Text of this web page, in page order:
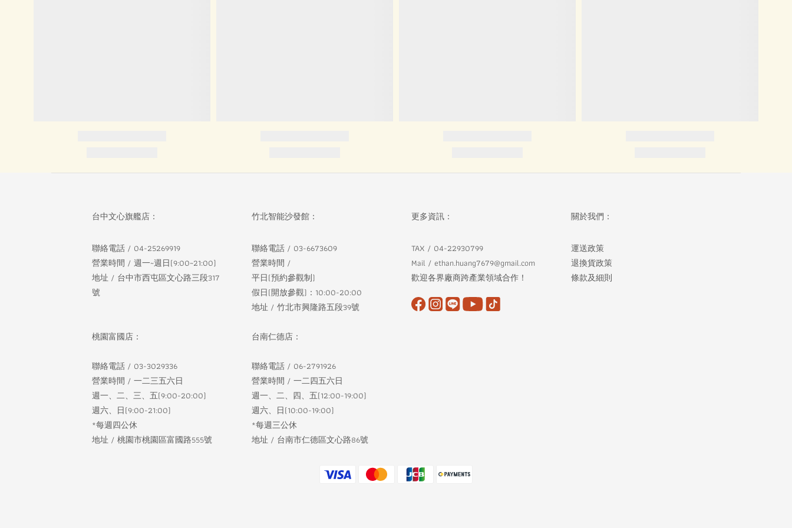
台中文心旗艦店：
聯絡電話 / 04-25269919
營業時間 / 週一~週日(9:00~21:00)
地址 / 台中市西屯區文心路三段317
號
桃園富國店：
聯絡電話 / 03-3029336
營業時間 / 一二三五六日
週一、二、三、五(9:00-20:00)
週六、日(9:00-21:00)
*每週四公休
地址 / 桃園市桃園區富國路555號
竹北智能沙發館：
聯絡電話 / 03-6673609
營業時間 /
平日(預約參觀制)
假日(開放參觀)：10:00-20:00
地址 / 竹北市興隆路五段39號
台南仁德店：
聯絡電話 / 06-2791926
營業時間 / 一二四五六日
週一、二、四、五(12:00-19:00)
週六、日(10:00-19:00)
*每週三公休
地址 / 台南市仁德區文心路86號
更多資訊：
TAX / 04-22930799
Mail / ethan.huang7679@gmail.com
歡迎各界廠商跨產業領域合作！
關於我們：
運送政策
退換貨政策
條款及細則